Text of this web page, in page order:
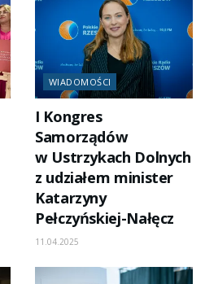
WIADOMOŚCI
I Kongres
Samorządów
w Ustrzykach Dolnych
z udziałem minister
Katarzyny
Pełczyńskiej-Nałęcz
11.04.2025